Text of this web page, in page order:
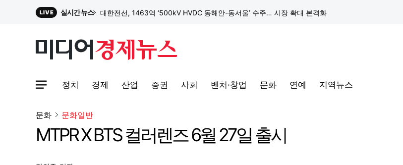
LIVE 실시간 뉴스 대한전선, 1463억 ‘500kV HVDC 동해안-동서울’ 수주… 시장 확대 본격화
이 대통령, G7 정상회의서 "AI 발전 혜택, 전 인류가 함께 공유" 강조
구글 클라우드, 서울 리전에 ‘구글 보안 운영 플랫폼’ 공식 출시… 국내 기업의 데이터 주권 강화
사이트맵메뉴 열기
정치 경제 산업 증권 사회 벤처·창업 문화 연예 지역뉴스
문화 문화일반
MTPR X BTS 컬러렌즈 6월 27일 출시